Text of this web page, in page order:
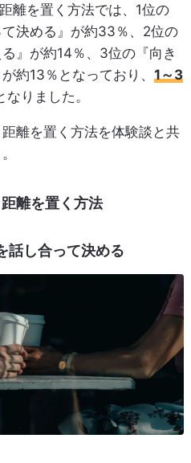
離を置く方法では、1位の
て決める』が約33％、2位の
』が約14％、3位の『向き
約13％となっており、 1～3
なりました。
離を置く方法を体験談と共
離を置く方法
話し合って決める